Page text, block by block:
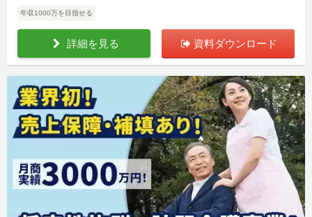
年収1000万を目指せる
詳細を見る 資料ダウンロード